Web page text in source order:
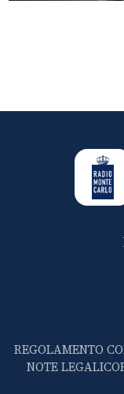
REGOLAMENTO
NOTE LEGALI